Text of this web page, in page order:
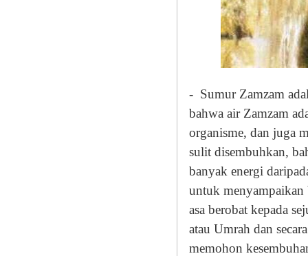
- Sumur Zamzam
bahwa air Zamzam
organisme, dan juga
sulit disembuhkan,
banyak energi
untuk menyampaikan
asa berobat kepada
atau Umrah dan
memohon